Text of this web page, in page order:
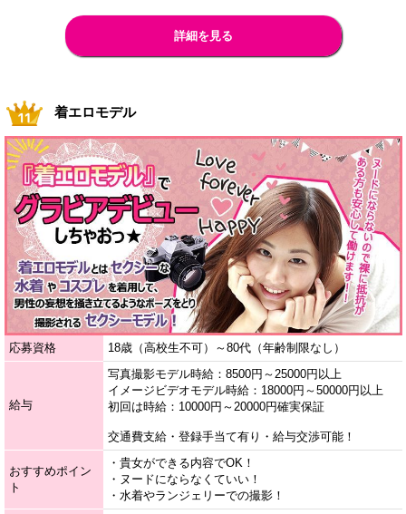
詳細を見る
着エロモデル
応募資格 18歳（高校生不可）～80代（年齢制限なし）
給与
写真撮影モデル時給：8500円～25000円以上
イメージビデオモデル時給：18000円～50000円以上
初回は時給：10000円～20000円確実保証
交通費支給・登録手当て有り・給与交渉可能！
おすすめポイン
ト
・貴女ができる内容でOK！
・ヌードにならなくていい！
・水着やランジェリーでの撮影！